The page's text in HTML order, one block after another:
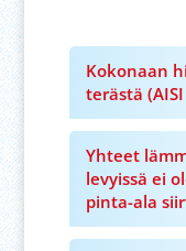
Kokonaan
terästä
Yhteet
levyissä ei
pinta-ala